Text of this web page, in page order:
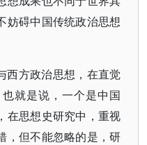
妨碍中国传统政治思想
西方政治思想，在直觉
就是说，一个是中国
在思想史研究中，重视
，但不能忽略的是，研